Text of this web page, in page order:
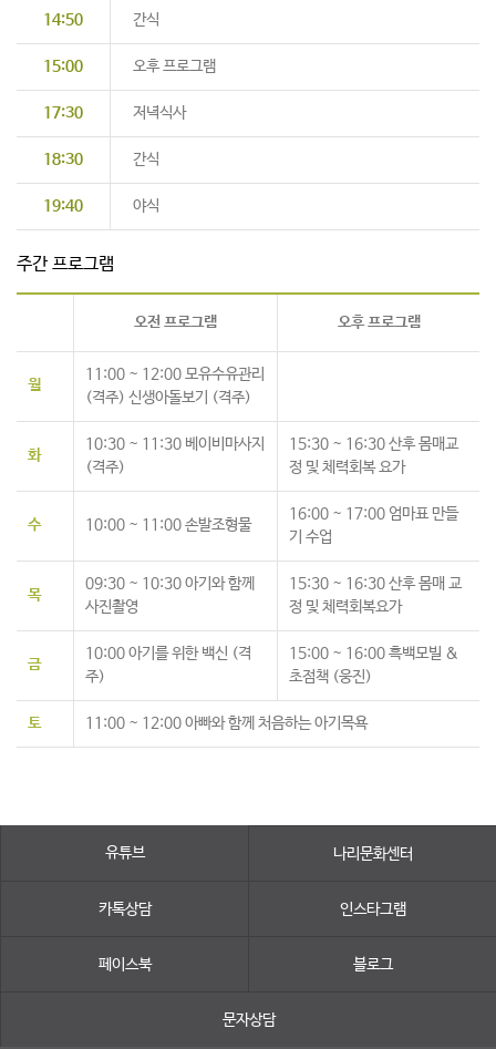
14:50 간식
15:00 오후 프로그램
17:30 저녁식사
18:30 간식
19:40 야식
주간 프로그램
오전 프로그램 오후 프로그램
월
11:00 ~ 12:00 모유수유관리
(격주) 신생아돌보기 (격주)
화
10:30 ~ 11:30 베이비마사지
(격주)
15:30 ~ 16:30 산후 몸매교
정 및 체력회복 요가
수 10:00 ~ 11:00 손발조형물
16:00 ~ 17:00 엄마표 만들
기 수업
목
09:30 ~ 10:30 아기와 함께
사진촬영
15:30 ~ 16:30 산후 몸매 교
정 및 체력회복요가
금
10:00 아기를 위한 백신 (격
주)
15:00 ~ 16:00 흑백모빌 &
초점책 (웅진)
토 11:00 ~ 12:00 아빠와 함께 처음하는 아기목욕
유튜브 나리문화센터
카톡상담 인스타그램
페이스북 블로그
문자상담